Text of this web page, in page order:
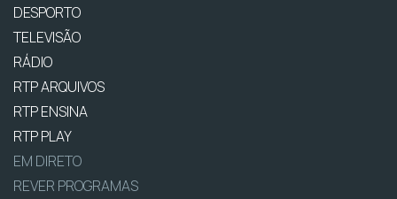
DESPORTO
TELEVISÃO
RÁDIO
RTP ARQUIVOS
RTP ENSINA
RTP PLAY
EM DIRETO
REVER PROGRAMAS